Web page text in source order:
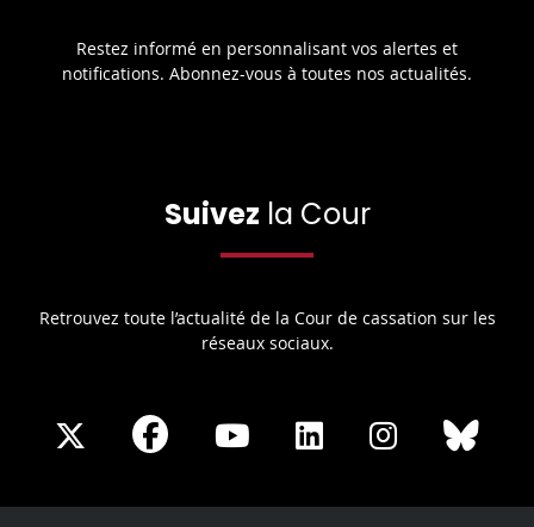
Restez informé en personnalisant vos alertes et
notifications. Abonnez-vous à toutes nos actualités.
Suivez la Cour
Retrouvez toute l’actualité de la Cour de cassation sur les
réseaux sociaux.
Share
X
Share
Facebook
Share
Youtube
Share
LinkedIn
Share
Instagram